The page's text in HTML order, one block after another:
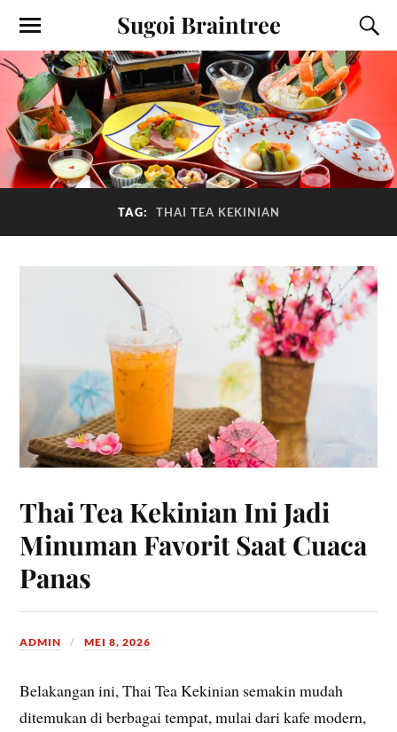
Sugoi Braintree
TAG: THAI TEA KEKINIAN
Thai Tea Kekinian Ini Jadi
Minuman Favorit Saat Cuaca
Panas
ADMIN MEI 8, 2026
Belakangan ini, Thai Tea Kekinian semakin mudah
ditemukan di berbagai tempat, mulai dari kafe modern,